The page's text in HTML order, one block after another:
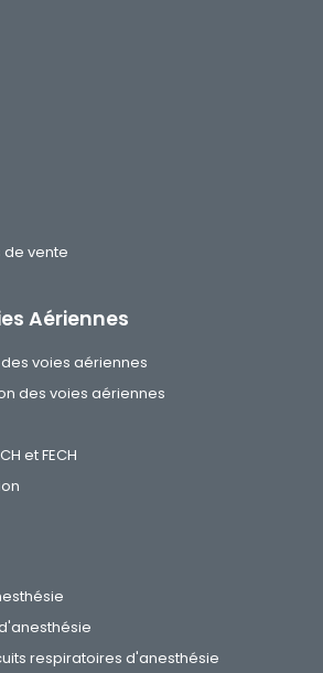
vente
Aériennes
voies aériennes
des voies aériennes
et FECH
respiratoires d'anesthésie